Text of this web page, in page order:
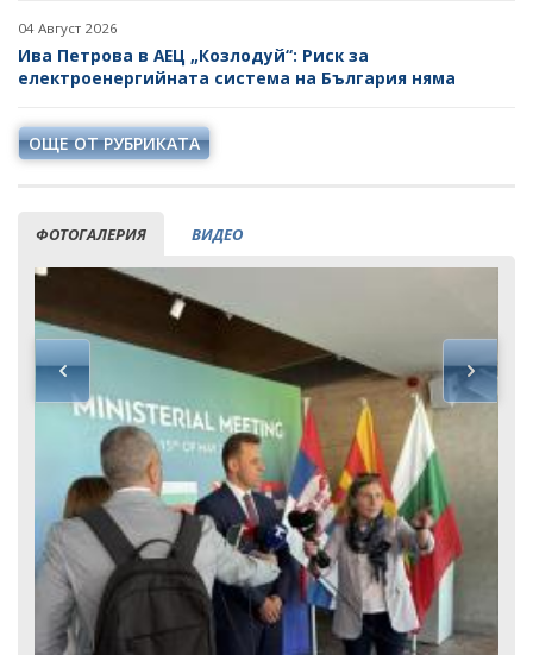
04 Август 2026
Ива Петрова в АЕЦ „Козлодуй“: Риск за
електроенергийната система на България няма
ОЩЕ ОТ РУБРИКАТА
ФОТОГАЛЕРИЯ ВИДЕО